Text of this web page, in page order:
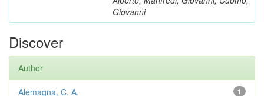
Giovanni
Discover
Author
1
Alemagna, C. A.